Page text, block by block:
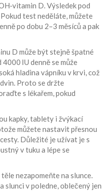
D. Výsledek pod
test neděláte, můžete
po dobu 2–3 měsíců a pak
D může být stejně špatné
IU denně se může
hladina vápníku v krvi, což
Proto se držte
s lékařem, pokud
kapky, tablety i žvýkací
můžete nastavit přesnou
Důležité je užívat je s
v tuku a lépe se
nezapomeňte na slunce.
slunci v poledne, oblečený jen